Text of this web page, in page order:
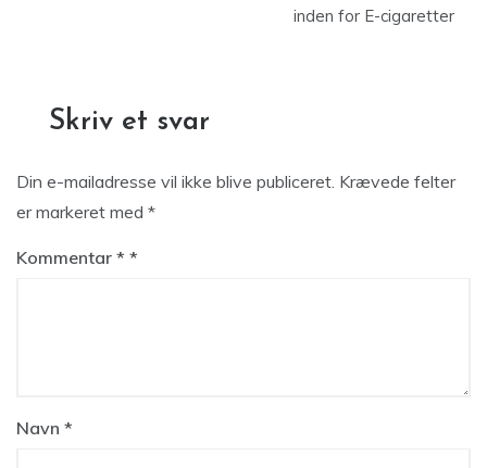
inden for E-cigaretter
Skriv et svar
Din e-mailadresse vil ikke blive publiceret. Krævede felter
er markeret med *
Kommentar *
Navn *